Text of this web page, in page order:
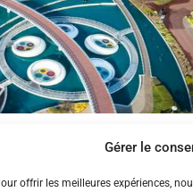
Gérer le
offrir les meilleures expériences,